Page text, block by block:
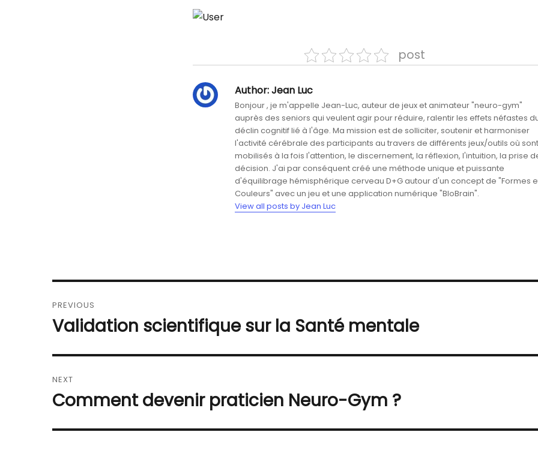
post
Author:Jean Luc
Bonjour , je m'appelle Jean-Luc, auteur de jeux et animateur "neuro-gym"
auprès des seniors qui veulent agir pour réduire, ralentir les effets néfastes
déclin cognitif lié à l'âge. Ma mission est de solliciter, soutenir et harmoniser
l'activité cérébrale des participants au travers de différents jeux/outils où sont
mobilisés à la fois l'attention, le discernement, la réflexion, l'intuition, la prise
décision. J'ai par conséquent créé une méthode unique et puissante
d'équilibrage hémisphérique cerveau D+G autour d'un concept de "Formes
Couleurs" avec un jeu et une application numérique "BloBrain".
View all posts by Jean Luc
de
PREVIOUS
Previous
Validation scientifique sur la Santé mentale
NEXT
Next
Comment devenir praticien Neuro-Gym ?